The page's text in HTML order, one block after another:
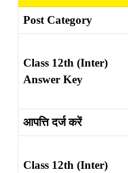
Post Category
Class 12th (Inter)
Answer Key
आपत्ति दर्ज करें
Class 12th (Inter)